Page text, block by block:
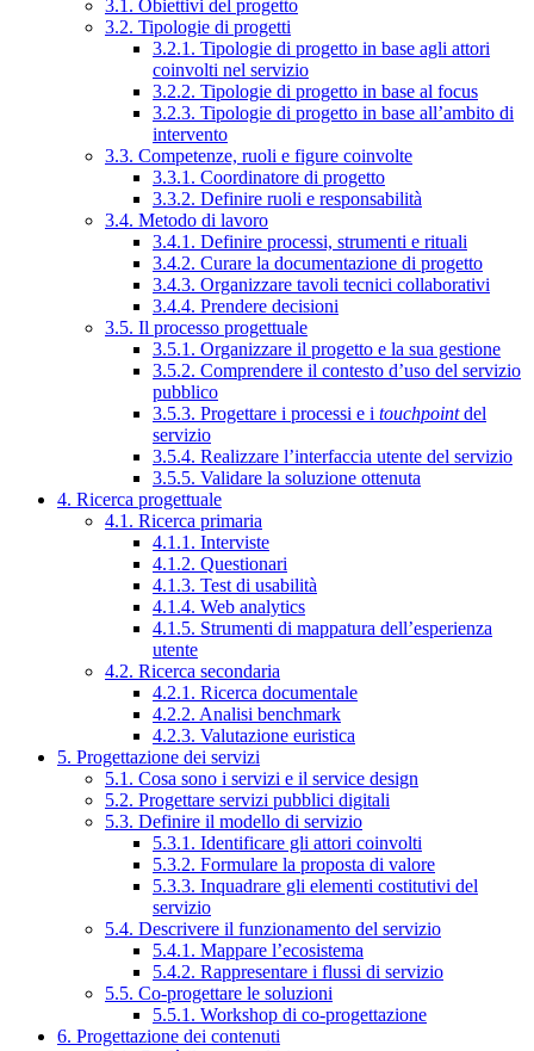
3.1. Obiettivi del progetto
3.2. Tipologie di progetti
3.2.1. Tipologie di progetto in base agli attori
coinvolti nel servizio
3.2.2. Tipologie di progetto in base al focus
3.2.3. Tipologie di progetto in base all’ambito di
intervento
3.3. Competenze, ruoli e figure coinvolte
3.3.1. Coordinatore di progetto
3.3.2. Definire ruoli e responsabilità
3.4. Metodo di lavoro
3.4.1. Definire processi, strumenti e rituali
3.4.2. Curare la documentazione di progetto
3.4.3. Organizzare tavoli tecnici collaborativi
3.4.4. Prendere decisioni
3.5. Il processo progettuale
3.5.1. Organizzare il progetto e la sua gestione
3.5.2. Comprendere il contesto d’uso del servizio
pubblico
3.5.3. Progettare i processi e i touchpointdel
servizio
3.5.4. Realizzare l’interfaccia utente del servizio
3.5.5. Validare la soluzione ottenuta
4. Ricerca progettuale
4.1. Ricerca primaria
4.1.1. Interviste
4.1.2. Questionari
4.1.3. Test di usabilità
4.1.4. Web analytics
4.1.5. Strumenti di mappatura dell’esperienza
utente
4.2. Ricerca secondaria
4.2.1. Ricerca documentale
4.2.2. Analisi benchmark
4.2.3. Valutazione euristica
5. Progettazione dei servizi
5.1. Cosa sono i servizi e il service design
5.2. Progettare servizi pubblici digitali
5.3. Definire il modello di servizio
5.3.1. Identificare gli attori coinvolti
5.3.2. Formulare la proposta di valore
5.3.3. Inquadrare gli elementi costitutivi del
servizio
5.4. Descrivere il funzionamento del servizio
5.4.1. Mappare l’ecosistema
5.4.2. Rappresentare i flussi di servizio
5.5. Co-progettare le soluzioni
5.5.1. Workshop di co-progettazione
6. Progettazione dei contenuti